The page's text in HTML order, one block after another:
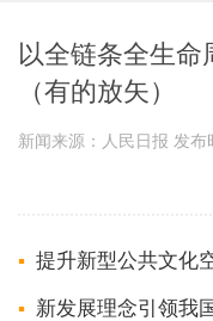
以全链条全生命
（有的放矢）
新闻来源：人民日报 发
提升新型公共文化空间可及性 提供
新发展理念引领我国发展格局深刻变革（深